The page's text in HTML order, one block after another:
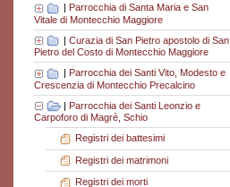
| Parrocchia di Santa Maria e San
Vitale di Montecchio Maggiore
| Curazia di San Pietro apostolo di San
Pietro del Costo di Montecchio Maggiore
| Parrocchia dei Santi Vito, Modesto e
Crescenzia di Montecchio Precalcino
| Parrocchia dei Santi Leonzio e
Carpoforo di Magrè, Schio
Registri dei battesimi
Registri dei matrimoni
Registri dei morti